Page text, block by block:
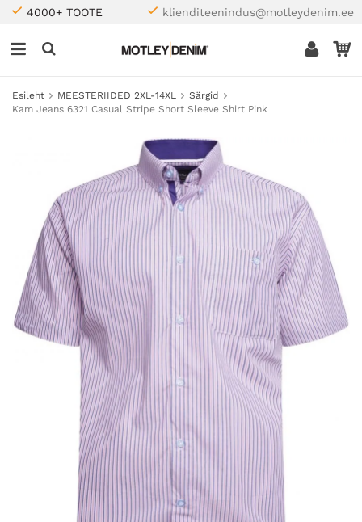
4000+ TOOTE klienditeenindus@motleydenim.ee
Esileht MEESTERIIDED 2XL-14XL
Särgid
Kam Jeans 6321 Casual Stripe Short Sleeve Shirt Pink